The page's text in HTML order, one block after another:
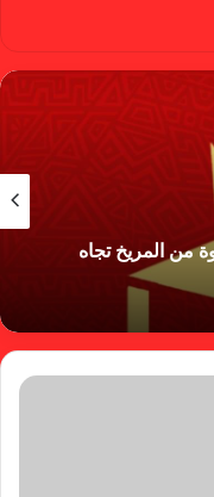
من المريخ تجاه